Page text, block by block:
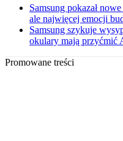
Samsung pokazał
ale najwięcej emocji
Samsung szykuje
okulary mają przyćmić
Promowane treści